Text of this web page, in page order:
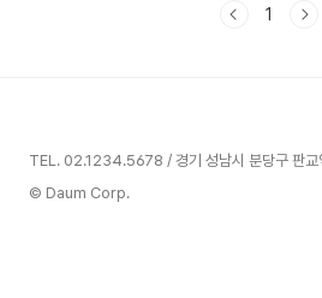
1
TEL. 02.1234.5678 / 경기 성남시 분당구 판교
© Daum Corp.